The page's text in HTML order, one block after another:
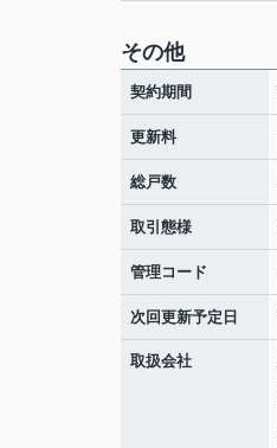
その他
契約期間
更新料
総戸数
取引態様
管理コード
次回更新予定日
取扱会社